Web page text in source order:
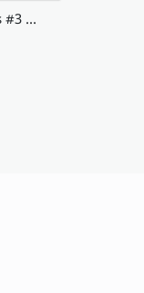
La Caste des Méta-Barons #3 - Aghnar le Bisaïeul